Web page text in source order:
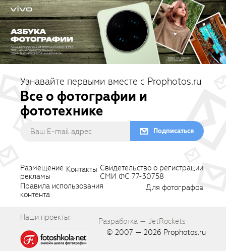
Узнавайте первыми вместе с Prophotos.ru
Все о фотографии и
фототехнике
Подписаться
Размещение
рекламы
Контакты Свидетельство о регистрации
СМИ ФС 77-30758
Правила использования
контента
Для фотографов
Наши проекты:
Разработка — JetRockets
© 2007 — 2026 Prophotos.ru